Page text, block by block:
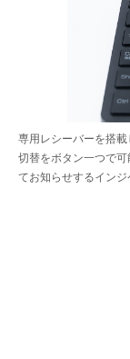
専用レシーバーを搭
切替をボタン一つで
てお知らせするインジ